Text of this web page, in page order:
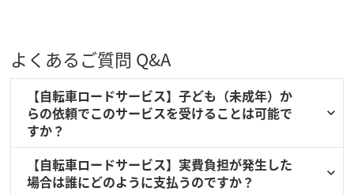
よくあるご質問 Q&A
【自転車ロードサービス】子ども（未成年）か
らの依頼でこのサービスを受けることは可能で
すか？
【自転車ロードサービス】実費負担が発生した
場合は誰にどのように支払うのですか？